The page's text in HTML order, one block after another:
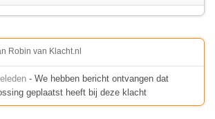
Robin van Klacht.nl
- We hebben bericht ontvangen dat
geplaatst heeft bij deze klacht